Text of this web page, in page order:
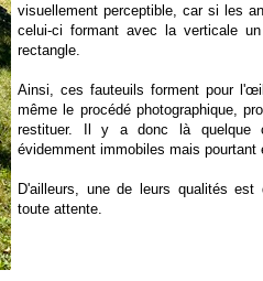
visuellement perceptible, car si les
celui-ci formant avec la verticale
rectangle.
Ainsi, ces fauteuils forment pour
même le procédé photographique,
restituer. Il y a donc là quelque
évidemment immobiles mais pourtant
D'ailleurs, une de leurs qualités
toute attente.